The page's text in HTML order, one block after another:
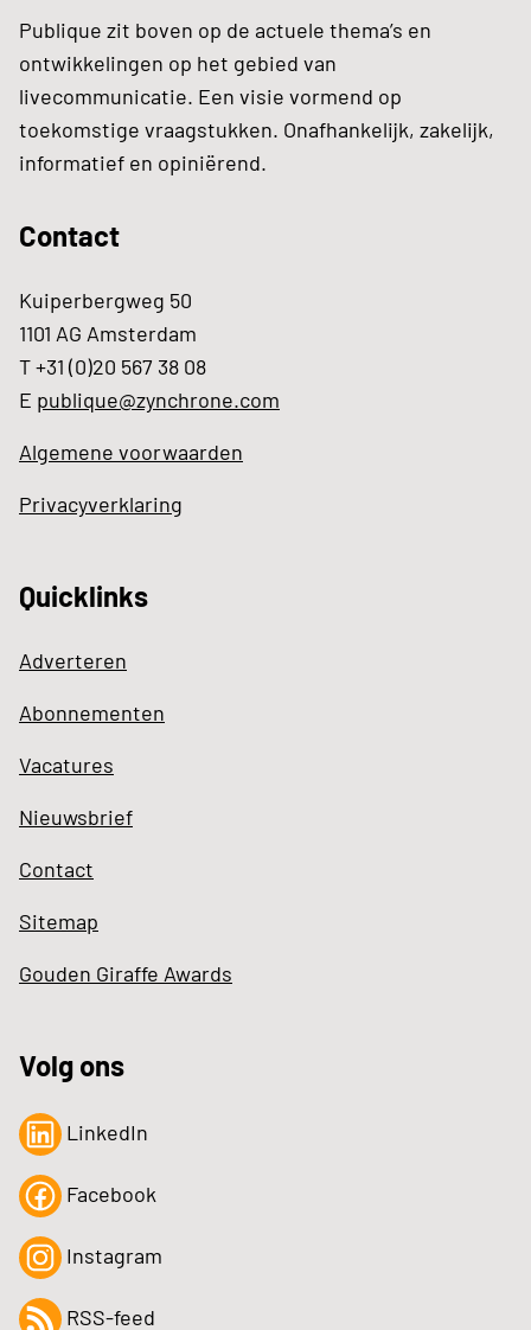
Publique zit boven op de actuele thema’s en
ontwikkelingen op het gebied van
livecommunicatie. Een visie vormend op
toekomstige vraagstukken. Onafhankelijk, zakelijk,
informatief en opiniërend.
Contact
Kuiperbergweg 50
1101 AG Amsterdam
T +31 (0)20 567 38 08
E publique@zynchrone.com
Algemene voorwaarden
Privacyverklaring
Quicklinks
Adverteren
Abonnementen
Vacatures
Nieuwsbrief
Contact
Sitemap
Gouden Giraffe Awards
Volg ons
LinkedIn
Facebook
Instagram
RSS-feed